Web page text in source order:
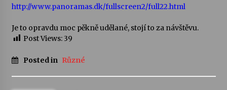
Votavžatský ploty
22. 7. 2026
http://www.panoramas.dk/fullscreen2/full22.html
Je to opravdu moc pěkně udělané, stojí to za návštěvu.
Post Views:39
Posted in Různé